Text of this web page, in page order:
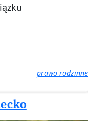
prawo rodzinne